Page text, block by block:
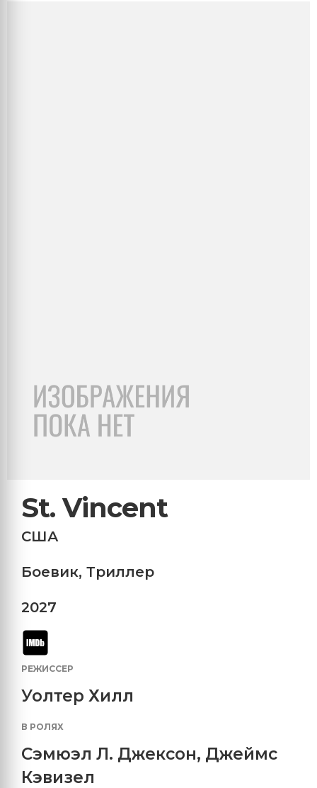
St. Vincent
США
Боевик, Триллер
2027
РЕЖИССЕР
Уолтер Хилл
В РОЛЯХ
Сэмюэл Л. Джексон, Джеймс
Кэвизел